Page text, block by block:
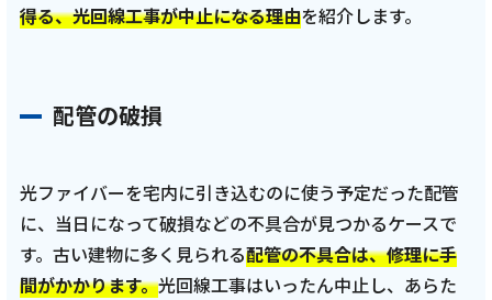
得る、光回線工事が中止になる理由を紹介します。
配管の破損
光ファイバーを宅内に引き込むのに使う予定だった配管
に、当日になって破損などの不具合が見つかるケースで
す。古い建物に多く見られる配管の不具合は、修理に手
間がかかります。光回線工事はいったん中止し、あらた